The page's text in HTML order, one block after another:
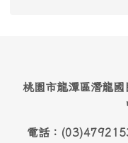
桃園市龍潭區潛龍
電話：